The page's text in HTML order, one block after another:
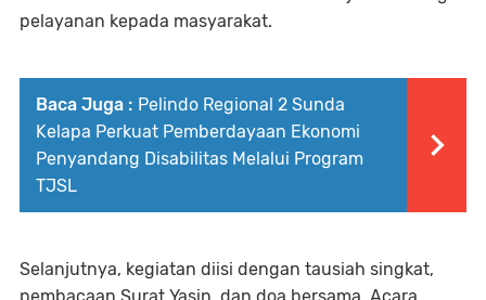
pelayanan kepada masyarakat.
Baca Juga : Pelindo Regional 2 Sunda
Kelapa Perkuat Pemberdayaan Ekonomi
Penyandang Disabilitas Melalui Program
TJSL
Selanjutnya, kegiatan diisi dengan tausiah singkat,